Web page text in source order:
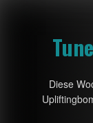
Diese